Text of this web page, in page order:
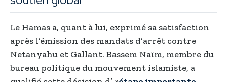
Le Hamas a, quant à lui, exprimé sa satisfaction
après l’émission des mandats d’arrêt contre
Netanyahu et Gallant. Bassem Naïm, membre du
bureau politique du mouvement islamiste, a